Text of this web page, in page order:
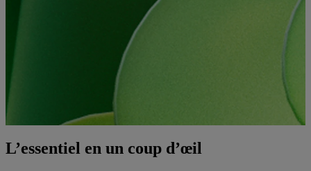
L’essentiel en un coup d’œil